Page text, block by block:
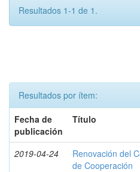
Resultados 1-1 de 1.
Resultados por ítem:
Fecha de
publicación
Título
2019-04-24
Renovación del
de Cooperación